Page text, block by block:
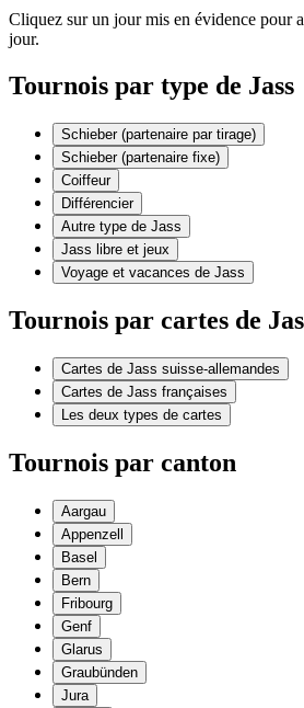
Cliquez sur un jour mis en évidence pour
jour.
Tournois par type de Jass
Schieber (partenaire par tirage)
Schieber (partenaire fixe)
Coiffeur
Différencier
Autre type de Jass
Jass libre et jeux
Voyage et vacances de Jass
Tournois par cartes de
Cartes de Jass suisse-allemandes
Cartes de Jass françaises
Les deux types de cartes
Tournois par canton
Aargau
Appenzell
Basel
Bern
Fribourg
Genf
Glarus
Graubünden
Jura